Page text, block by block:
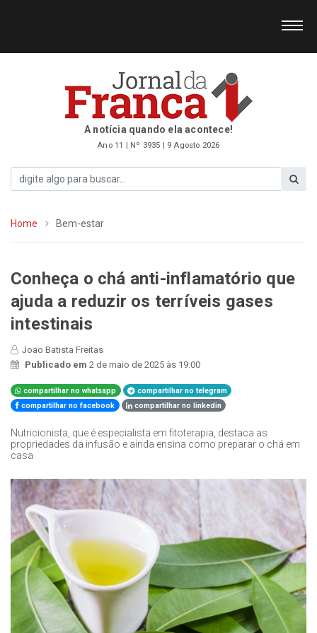
A notícia quando ela acontece!
Ano 11 | Nº 3935 | 9 Agosto 2026
Home Bem-estar
Conheça o chá anti-inflamatório que
ajuda a reduzir os terríveis gases
intestinais
Joao Batista Freitas
Publicado em 2 de maio de 2025 às 19:00
compartilhar no whatsapp
compartilhar no telegram
compartilhar no facebook
compartilhar no linkedin
Nutricionista, que é especialista em fitoterapia, destaca as
propriedades da infusão e ainda ensina como preparar o chá em
casa